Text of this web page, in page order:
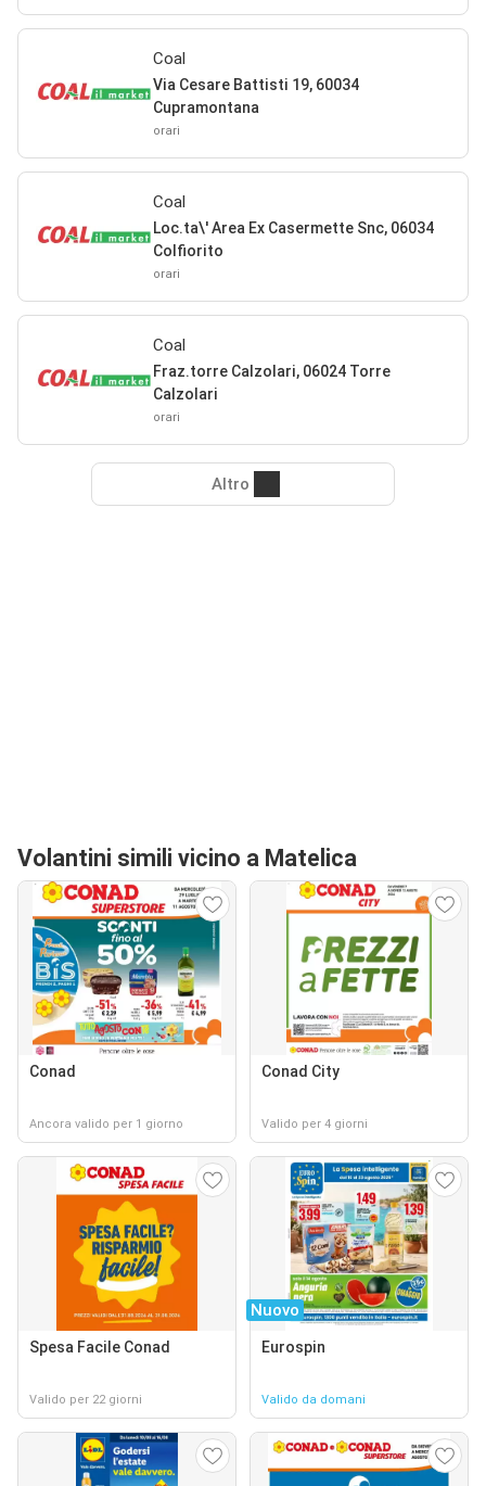
Coal
Via Cesare Battisti 19, 60034
Cupramontana
orari
Coal
Loc.ta\' Area Ex Casermette Snc, 06034
Colfiorito
orari
Coal
Fraz.torre Calzolari, 06024 Torre
Calzolari
orari
Altro
Volantini simili vicino a Matelica
Conad
Ancora valido per 1 giorno
Conad City
Valido per 4 giorni
Spesa Facile Conad
Valido per 22 giorni
Nuovo
Eurospin
Valido da domani